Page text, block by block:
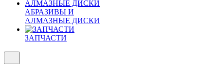
АБРАЗИВЫ И
АЛМАЗНЫЕ ДИСКИ
ЗАПЧАСТИ